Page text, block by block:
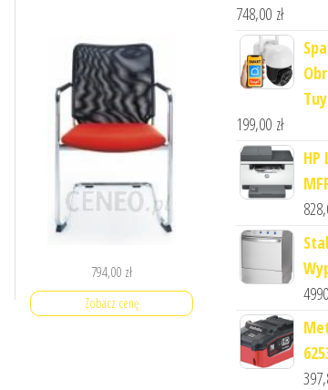
794,00 zł
Zobacz cenę
748,00 zł
199,00 zł
HP